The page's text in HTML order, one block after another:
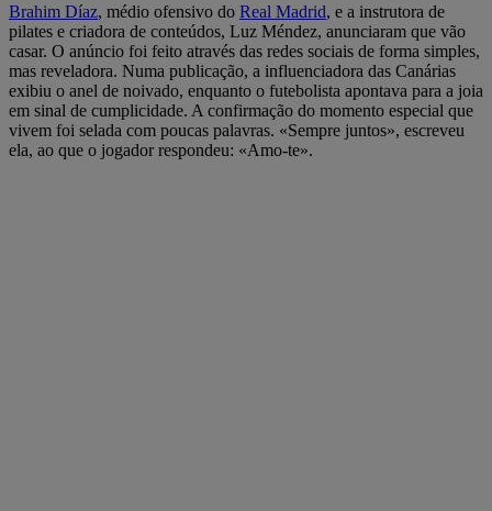
Brahim Díaz, médio ofensivo do Real Madrid, e a instrutora de
pilates e criadora de conteúdos, Luz Méndez, anunciaram que vão
casar. O anúncio foi feito através das redes sociais de forma simples,
mas reveladora. Numa publicação, a influenciadora das Canárias
exibiu o anel de noivado, enquanto o futebolista apontava para a joia
em sinal de cumplicidade. A confirmação do momento especial que
vivem foi selada com poucas palavras. «Sempre juntos», escreveu
ela, ao que o jogador respondeu: «Amo-te».